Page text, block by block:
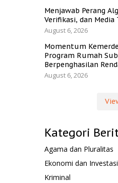
Menjawab Perang
Verifikasi, dan Media
August 6, 2026
Momentum
Program Rumah
Berpenghasilan
August 6, 2026
Kategori
Agama dan Pluralitas
Ekonomi dan Investasi
Kriminal